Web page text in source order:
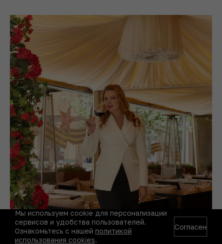
Мы используем cookie для персонализации
сервисов и удобства пользователей.
Ознакомьтесь с нашей политикой
использования cookies.
Согласен